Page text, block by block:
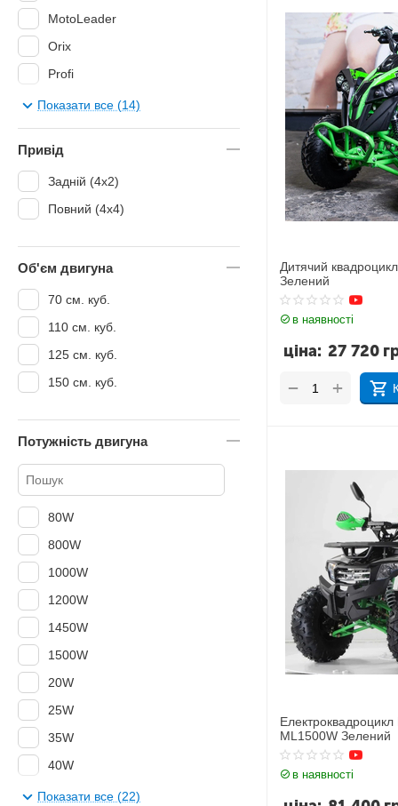
Дитячий
Зелений
в наявності
27 720
ціна:
+
−
ML1500W Зелений
в наявності
MotoLeader
Orix
Profi
Profi Kids
SkyBike
Spark
Viper
Показати все (14)
Привід
Задній (4x2)
Повний (4х4)
Об'єм двигуна
70 см. куб.
110 см. куб.
125 см. куб.
150 см. куб.
Потужність двигуна
80W
800W
1000W
1200W
1450W
1500W
20W
25W
35W
40W
45W
Показати все (22)